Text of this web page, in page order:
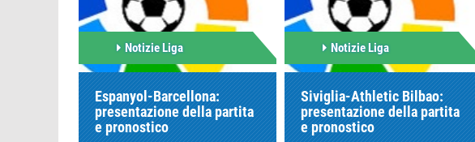
Notizie Liga
Espanyol-Barcellona:
presentazione della partita
e pronostico
Notizie Liga
Siviglia-Athletic Bilbao:
presentazione della partita
e pronostico